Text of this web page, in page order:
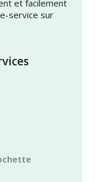
et facilement
service sur